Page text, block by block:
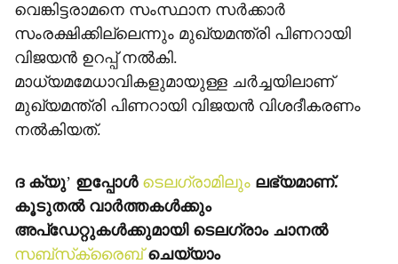
വെങ്കിട്ടരാമനെ സംസ്ഥാന സര്‍ക്കാര്‍
സംരക്ഷിക്കില്ലെന്നും മുഖ്യമന്ത്രി പിണറായി
വിജയന്‍ ഉറപ്പ് നല്‍കി.
മാധ്യമമേധാവികളുമായുള്ള ചര്‍ച്ചയിലാണ്
മുഖ്യമന്ത്രി പിണറായി വിജയന്‍ വിശദീകരണം
നല്‍കിയത്.
ദ ക്യു’ ഇപ്പോള്‍ ടെലഗ്രാമിലും ലഭ്യമാണ്.
കൂടുതല്‍ വാര്‍ത്തകള്‍ക്കും
അപ്‌ഡേറ്റുകള്‍ക്കുമായി ടെലഗ്രാം ചാനല്‍
സബ്‌സ്‌ക്രൈബ് ചെയ്യാം